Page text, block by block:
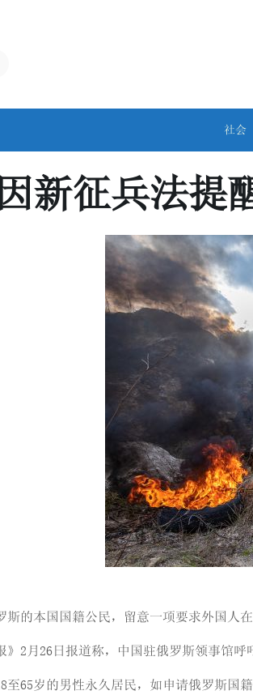
社会
新征兵法提
斯的本国国籍公民，留意一项要求外国人
》2月26日报道称，中国驻俄罗斯领事馆
至65岁的男性永久居民，如申请俄罗斯国